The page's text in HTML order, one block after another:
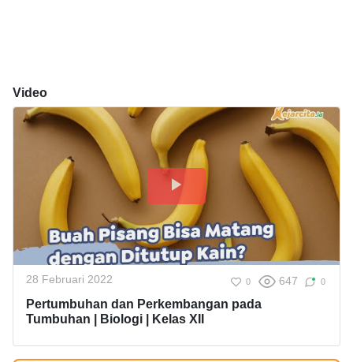
Video
28 Februari 2022 0 647 0
Pertumbuhan dan Perkembangan pada
Tumbuhan | Biologi | Kelas XII